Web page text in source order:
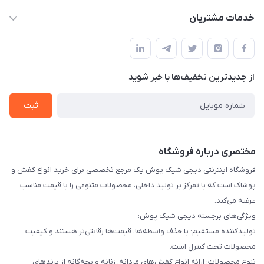
حساب کاربری
لیست محصولات
درباره ما
خدمات مشتریان
قوانین و مقررات
حریم خصوصی
راهنما
از جدید‌ترین تخفیف‌ها با‌ خبر شوید
ثبت
مختصری درباره فروشگاه
فروشگاه اینترنتی دیجی شیک پوش یک مرجع تخصصی برای خرید انواع کفش و
پوشاک است که با تمرکز بر تولید داخلی، محصولات متنوعی را با قیمت مناسب
عرضه می‌کند.
ویژگی‌های برجسته دیجی شیک پوش:
تولیدکننده مستقیم: با حذف واسطه‌ها، قیمت‌ها رقابتی‌تر هستند و کیفیت
محصولات تحت کنترل است.
تنوع محصولات: ارائه انواع کفش‌های مردانه، زنانه و بچه‌گانه از برندهای